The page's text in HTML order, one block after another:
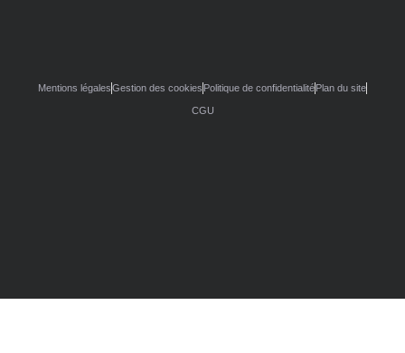
Mentions légalesGestion des cookies Politique de confidentialitéPlan du site
CGU